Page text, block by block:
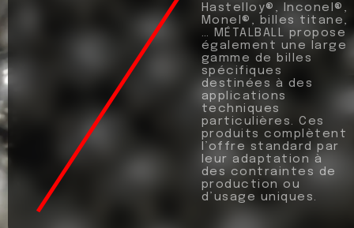
Hastelloy®, Inconel®,
Monel®, billes titane,
… MÉTALBALL propose
également une large
gamme de billes
spécifiques
destinées à des
applications
techniques
particulières. Ces
produits complètent
l’offre standard par
leur adaptation à
des contraintes de
production ou
d’usage uniques.